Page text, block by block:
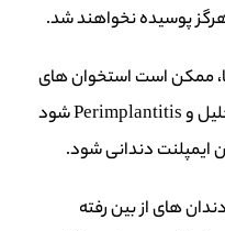
هرگز پوسیده نخواهند شد.
ممکن است استخوان های
اطراف ایمپلنت توسط میکروب ها تحلیل و Perimplantitis شود
دندانی شود.
های از بین رفته